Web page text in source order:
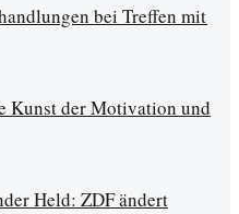
bei Treffen mit
Kunst der Motivation und
Held: ZDF ändert